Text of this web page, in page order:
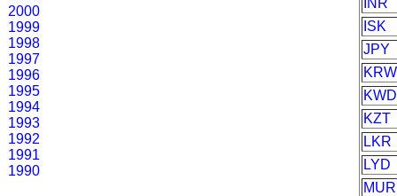
2000
1999
1998
1997
1996
1995
1994
1993
1992
1991
1990
ISK
JPY
KRW
KWD
KZT
LKR
LYD
MUR